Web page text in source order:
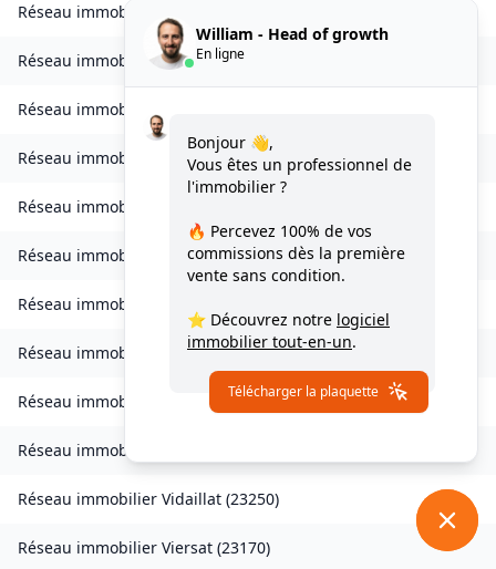
Réseau immobilier
Réseau immobilierSaint-Médard-la-Rochette
Réseau immobilier
Réseau immobilier Saint-Pardoux-d'Arnet(23260)
Réseau immobilier
Réseau immobilier Saint-Priest-Palus(23400)
Réseau immobilier
Réseau immobilier Saint-Silvain-Bellegarde(23190
Réseau immobilier Saint-Victor-en-Marche(23000
Réseau immobilier
Réseau immobilier Vidaillat (23250)
Réseau immobilier Viersat (23170)
William - Head of growth
En ligne
Bonjour 👋,
Vous êtes un professionnel de
l'immobilier ?
🔥 Percevez 100% de vos
commissions dès la première
vente sans condition.
⭐ Découvrez notre logiciel
immobilier tout-en-un.
Télécharger la plaquette